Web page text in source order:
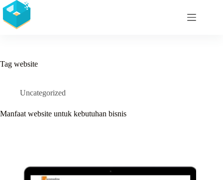
Skip
to
content
Tag website
Uncategorized
Manfaat website untuk kebutuhan bisnis